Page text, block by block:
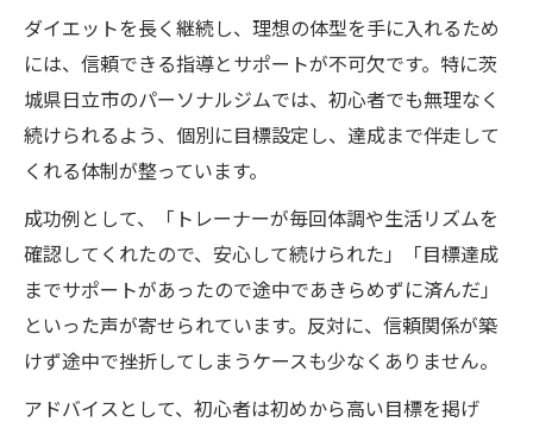
ダイエットを長く継続し、理想の体型を手に入れるため
には、信頼できる指導とサポートが不可欠です。特に茨
城県日立市のパーソナルジムでは、初心者でも無理なく
続けられるよう、個別に目標設定し、達成まで伴走して
くれる体制が整っています。
成功例として、「トレーナーが毎回体調や生活リズムを
確認してくれたので、安心して続けられた」「目標達成
までサポートがあったので途中であきらめずに済んだ」
といった声が寄せられています。反対に、信頼関係が築
けず途中で挫折してしまうケースも少なくありません。
アドバイスとして、初心者は初めから高い目標を掲げ